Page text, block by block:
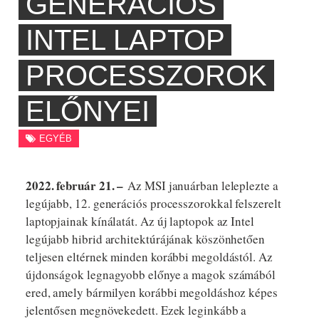
INTEL LAPTOP
PROCESSZOROK
ELŐNYEI
EGYÉB
2022. február 21. – Az MSI januárban leleplezte a
legújabb, 12. generációs processzorokkal felszerelt
laptopjainak kínálatát. Az új laptopok az Intel
legújabb hibrid architektúrájának köszönhetően
teljesen eltérnek minden korábbi megoldástól. Az
újdonságok legnagyobb előnye a magok számából
ered, amely bármilyen korábbi megoldáshoz képes
jelentősen megnövekedett. Ezek leginkább a